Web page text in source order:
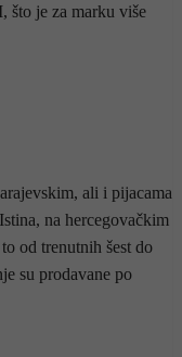
što je za marku više
ali i pijacama
na hercegovačkim
od trenutnih šest do
su prodavane po